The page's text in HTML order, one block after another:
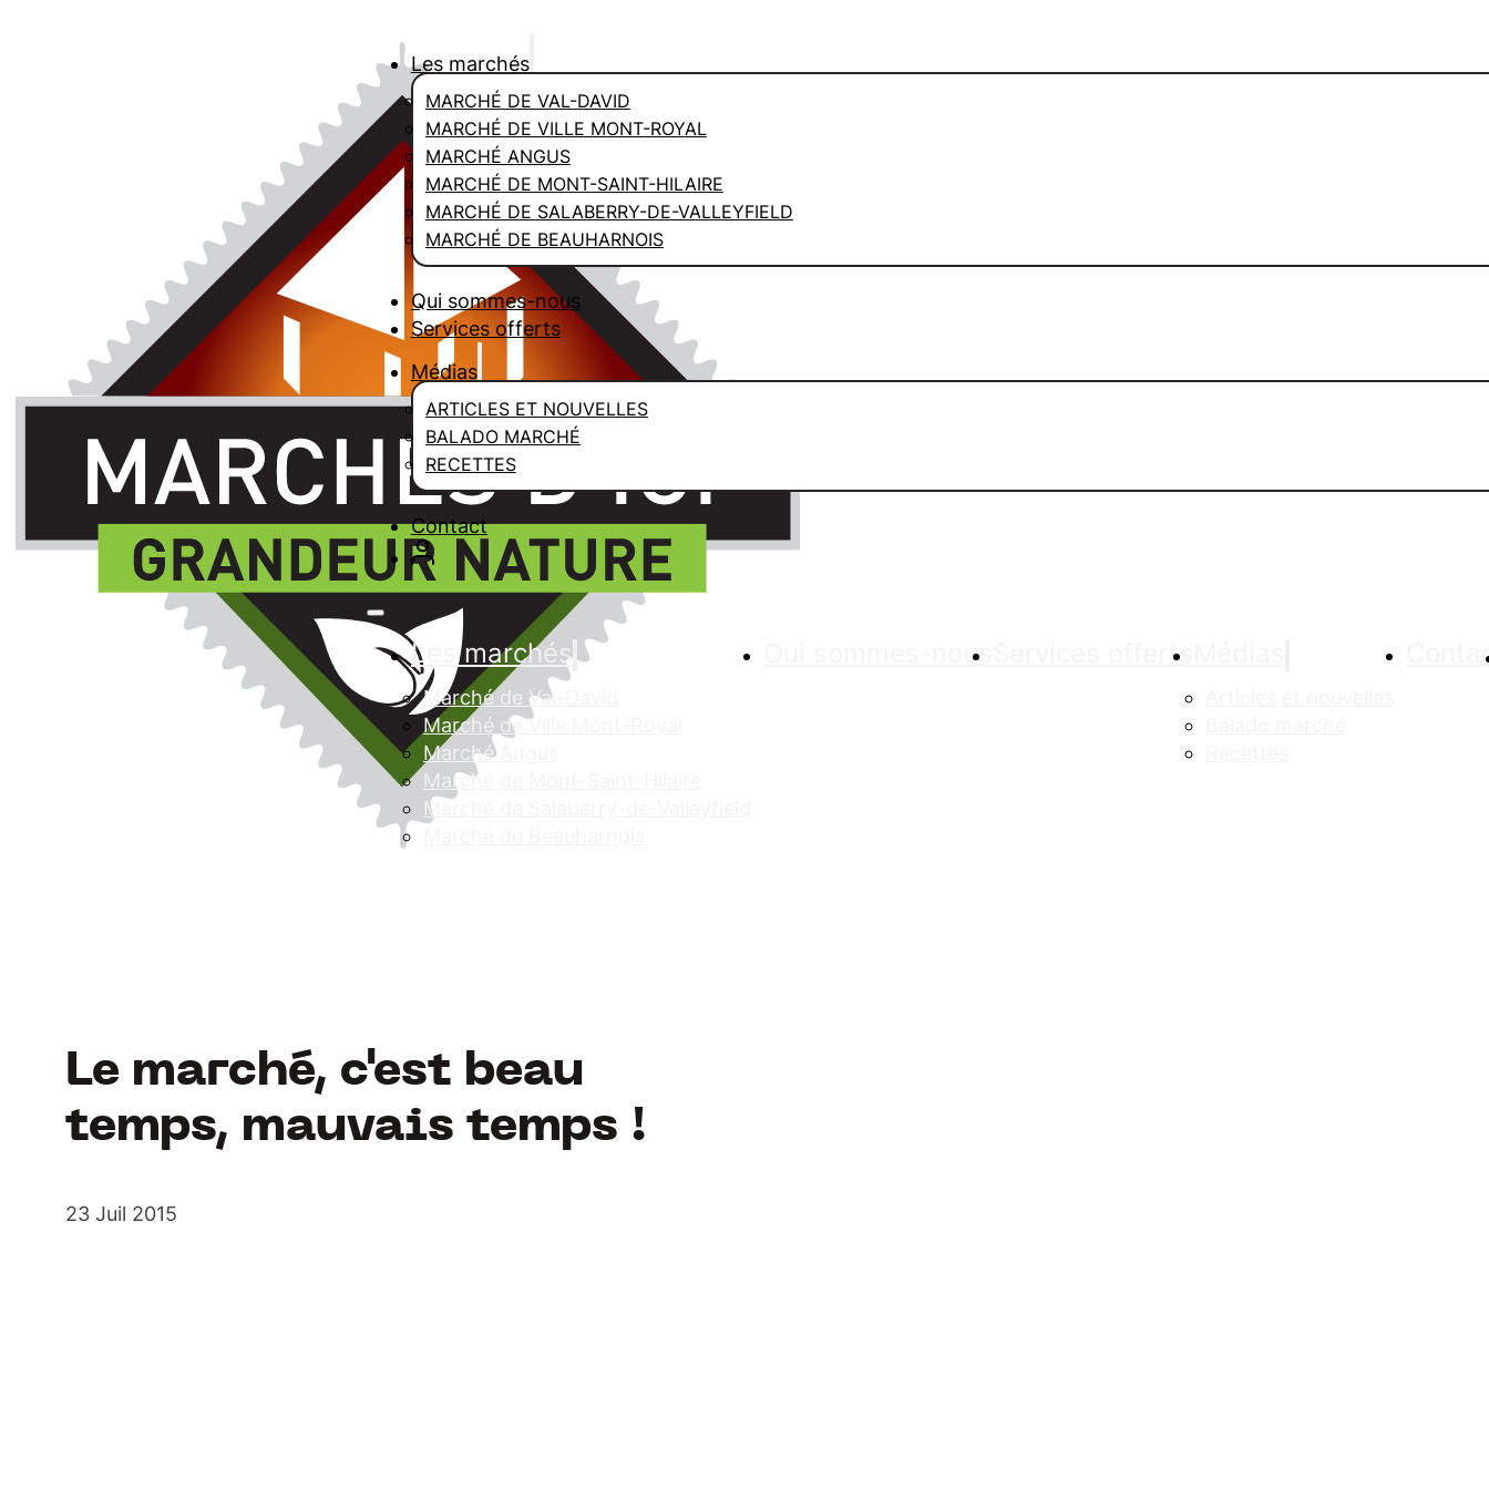
Les marchés
MARCHÉ DE VAL-DAVID
MARCHÉ DE VILLE MONT-ROYAL
MARCHÉ ANGUS
MARCHÉ DE MONT-SAINT-HILAIRE
MARCHÉ DE SALABERRY-DE-VALLEYFIELD
MARCHÉ DE BEAUHARNOIS
Qui sommes-nous
Services offerts
Médias
ARTICLES ET NOUVELLES
BALADO MARCHÉ
RECETTES
Contact
Les marchés
Marché de Val-David
Marché de Ville Mont-Royal
Marché Angus
Marché de Mont-Saint-Hilaire
Marché de Salaberry-de-Valleyfield
Qui sommes-nous Services offerts
Le marché, c'est beau
temps, mauvais temps !
23 Juil 2015